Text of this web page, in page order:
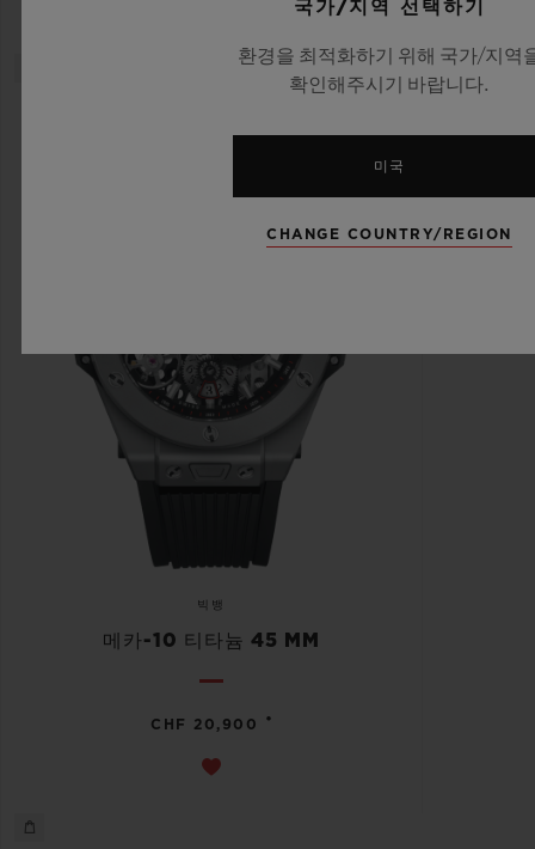
빅뱅
메카-10 티타늄 45 MM
CHF 20,900 •
국가/지역 선택하기
환경을 최적화하기 위해 국가/지역
확인해주시기 바랍니다.
미국
CHANGE COUNTRY/REGION